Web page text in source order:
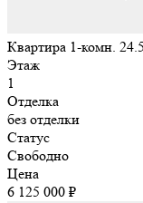
Квартира 1-комн.
Этаж
1
Отделка
без отделки
Статус
Свободно
Цена
6 125 000 ₽